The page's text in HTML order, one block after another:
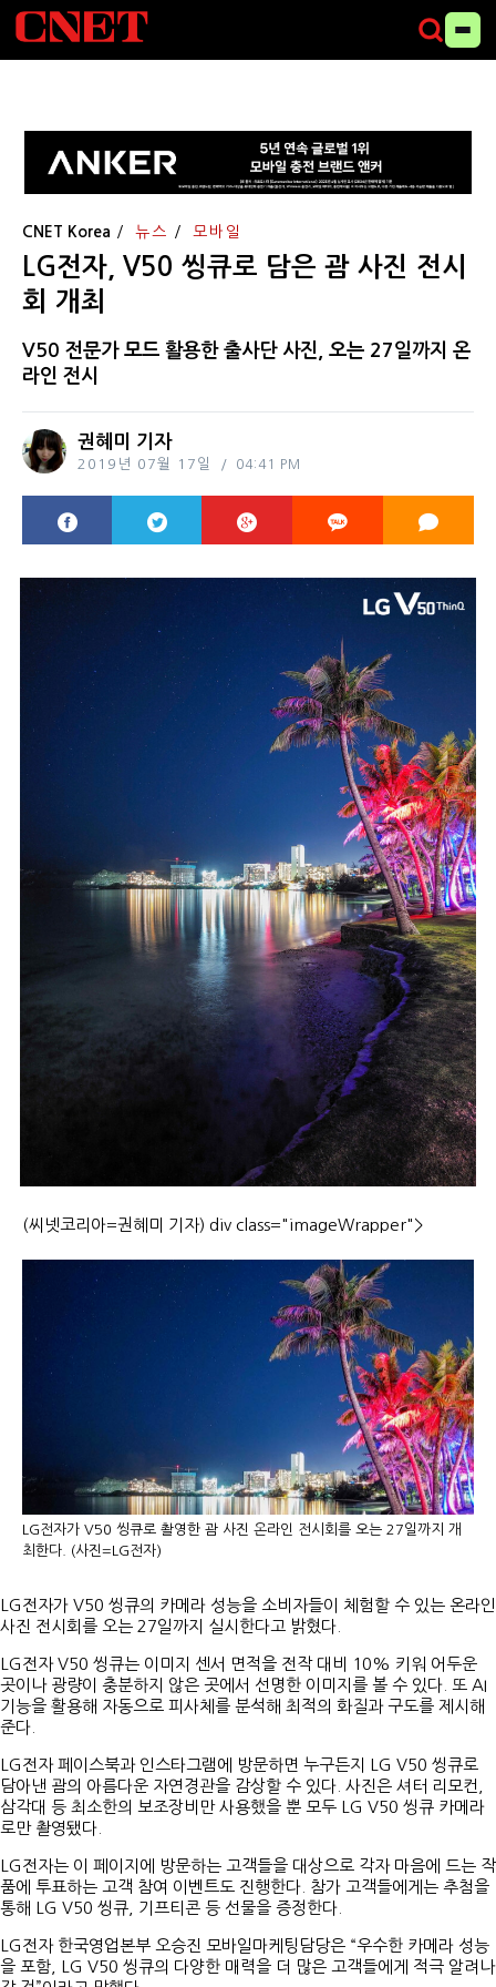
CNET Korea 뉴스 모바일
LG전자, V50 씽큐로 담은 괌 사진 전시
회 개최
V50 전문가 모드 활용한 출사단 사진, 오는 27일까지 온
라인 전시
권혜미 기자
2019년 07월 17일 04:41 PM
(씨넷코리아=권혜미 기자) div class="imageWrapper">
LG전자가 V50 씽큐로 촬영한 괌 사진 온라인 전시회를 오는 27일까지 개
최한다. (사진=LG전자)
LG전자가 V50 씽큐의 카메라 성능을 소비자들이 체험할 수 있는 온라인
사진 전시회를 오는 27일까지 실시한다고 밝혔다.
LG전자 V50 씽큐는 이미지 센서 면적을 전작 대비 10% 키워 어두운
곳이나 광량이 충분하지 않은 곳에서 선명한 이미지를 볼 수 있다. 또 AI
기능을 활용해 자동으로 피사체를 분석해 최적의 화질과 구도를 제시해
준다.
LG전자 페이스북과 인스타그램에 방문하면 누구든지 LG V50 씽큐로
담아낸 괌의 아름다운 자연경관을 감상할 수 있다. 사진은 셔터 리모컨,
삼각대 등 최소한의 보조장비만 사용했을 뿐 모두 LG V50 씽큐 카메라
로만 촬영됐다.
LG전자는 이 페이지에 방문하는 고객들을 대상으로 각자 마음에 드는 작
품에 투표하는 고객 참여 이벤트도 진행한다. 참가 고객들에게는 추첨을
통해 LG V50 씽큐, 기프티콘 등 선물을 증정한다.
LG전자 한국영업본부 오승진 모바일마케팅담당은 “우수한 카메라 성능
을 포함, LG V50 씽큐의 다양한 매력을 더 많은 고객들에게 적극 알려나